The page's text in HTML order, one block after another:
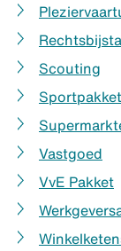
Scouting
Sportpakket
Vastgoed
VvE Pakket